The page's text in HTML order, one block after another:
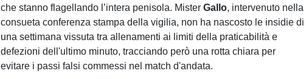
che stanno flagellando l’intera penisola. MisterGallo, intervenuto nella
consueta conferenza stampa della vigilia, non ha nascosto le insidie di
una settimana vissuta tra allenamenti ai limiti della praticabilità e
defezioni dell'ultimo minuto, tracciando però una rotta chiara per
evitare i passi falsi commessi nel match d'andata.